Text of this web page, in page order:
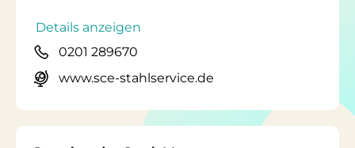
Details anzeigen
0201 289670
www.sce-stahlservice.de